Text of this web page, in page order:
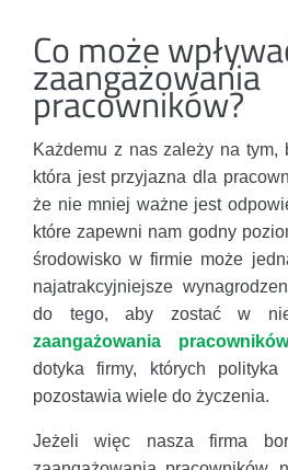
Co może
zaangażowania
pracowników?
Każdemu z nas zależy na tym,
która jest przyjazna dla
że nie mniej ważne jest
które zapewni nam godny
środowisko w firmie może
najatrakcyjniejsze
do tego, aby zostać w
zaangażowania pracowników
dotyka firmy, których polityka
pozostawia wiele do życzenia.
Jeżeli więc nasza firma